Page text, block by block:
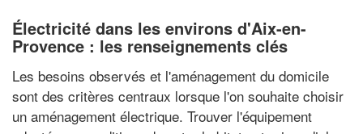
Électricité dans les environs d'Aix-en-
Provence : les renseignements clés
Les besoins observés et l'aménagement du domicile
sont des critères centraux lorsque l'on souhaite choisir
un aménagement électrique. Trouver l'équipement